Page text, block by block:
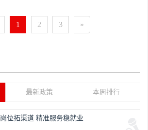
1 2 3 »
最新政策 本周排行
位拓渠道 精准服务稳就业